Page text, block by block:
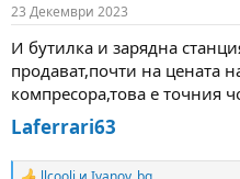
23 Декември 2023
И бутилка и зарядна
продават,почти на цената
компресора,това е точния
Laferrari63